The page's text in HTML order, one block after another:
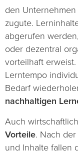
den
zugute.
abgerufen
oder dezentral
vorteilhaft
Lerntempo
Bedarf
nachhaltigen
Auch
Vorteile. Nach
und Inhalte fallen